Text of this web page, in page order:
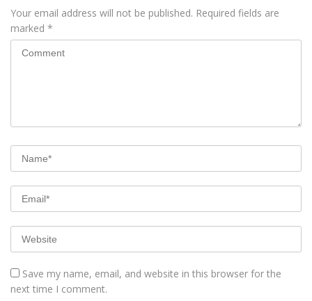
Your email address will not be published. Required fields are
marked *
Save my name, email, and website in this browser for the
next time I comment.